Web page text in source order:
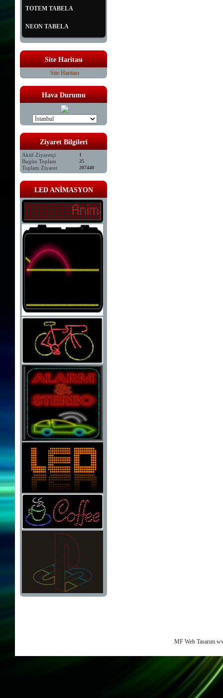
TOTEM TABELA
NEON TABELA
Site Haritası
Site Haritası
Hava Durumu
Ziyaret Bilgileri
Aktif Ziyaretçi 1
Bugün Toplam 25
Toplam Ziyaret 207440
LED ANİMASYON
MF Web Tasarım